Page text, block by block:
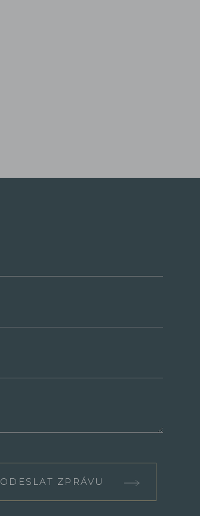
ODESLAT ZPRÁVU